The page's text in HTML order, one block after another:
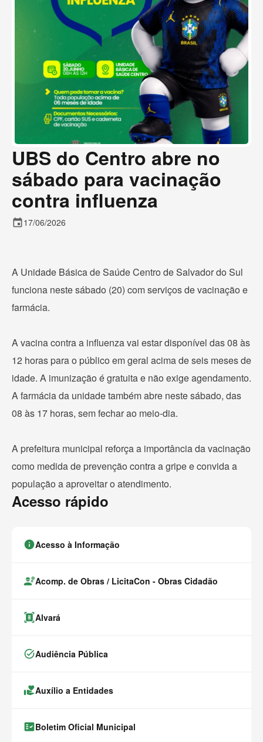
UBS do Centro abre no
sábado para vacinação
contra influenza
event17/06/2026
A Unidade Básica de Saúde Centro de Salvador do Sul
funciona neste sábado (20) com serviços de vacinação e
farmácia.
A vacina contra a influenza vai estar disponível das 08 às
12 horas para o público em geral acima de seis meses de
idade. A imunização é gratuita e não exige agendamento.
A farmácia da unidade também abre neste sábado, das
08 às 17 horas, sem fechar ao meio-dia.
A prefeitura municipal reforça a importância da vacinação
como medida de prevenção contra a gripe e convida a
população a aproveitar o atendimento.
Acesso rápido
infoAcesso à Informação
engineeringAcomp. de Obras / LicitaCon - Obras Cidadão
document_scannerAlvará
task_altAudiência Pública
volunteer_activismAuxílio a Entidades
fact_checkBoletim Oficial Municipal